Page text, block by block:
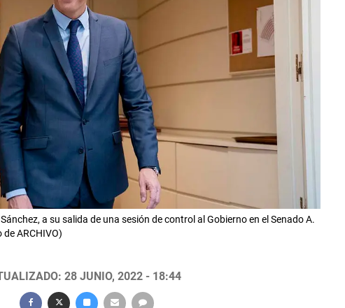
a su salida de una sesión de control al Gobierno en el Senado A.
ARCHIVO)
28 JUNIO, 2022 - 18:44